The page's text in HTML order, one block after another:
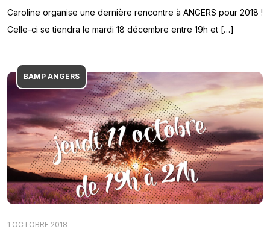
Caroline organise une dernière rencontre à ANGERS pour 2018 !
Celle-ci se tiendra le mardi 18 décembre entre 19h et […]
BAMP ANGERS
1 OCTOBRE 2018